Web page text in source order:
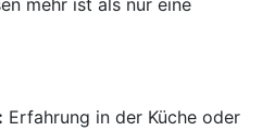
mehr ist als nur eine
Erfahrung in der Küche oder